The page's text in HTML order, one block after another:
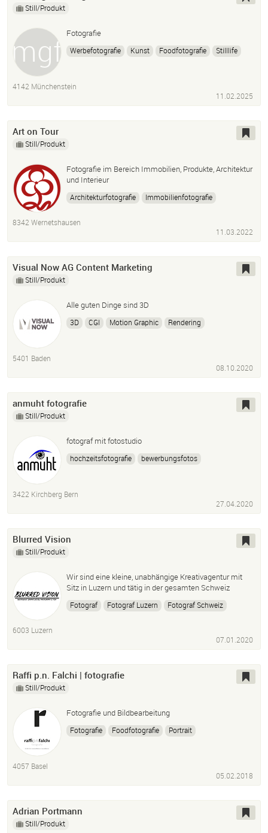
Still/Produkt
Fotografie
Werbefotografie Kunst Foodfotografie Stilllife
4142 Münchenstein
11.02.2025
Art on Tour
Still/Produkt
Fotografie im Bereich Immobilien, Produkte, Architektur
und Interieur
Architekturfotografie
Immobilienfotografie
8342 Wernetshausen
11.03.2022
Visual Now AG Content Marketing
Still/Produkt
Alle guten Dinge sind 3D
3D CGI Motion Graphic
Rendering
5401 Baden
08.10.2020
anmuht fotografie
Still/Produkt
fotograf mit fotostudio
hochzeitsfotografie
bewerbungsfotos
3422 Kirchberg Bern
27.04.2020
Blurred Vision
Still/Produkt
Wir sind eine kleine, unabhängige Kreativagentur mit
Sitz in Luzern und tätig in der gesamten Schweiz
Fotograf Fotograf Luzern
Fotograf Schweiz
6003 Luzern
07.01.2020
Raffi p.n. Falchi | fotografie
Still/Produkt
Fotografie und Bildbearbeitung
Fotografie Foodfotografie
Portrait
4057 Basel
05.02.2018
Adrian Portmann
Still/Produkt